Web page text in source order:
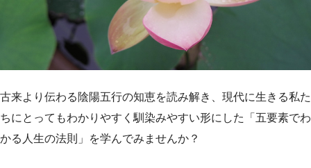
古来より伝わる陰陽五行の知恵を読み解き、現代に生きる私た
ちにとってもわかりやすく馴染みやすい形にした「五要素でわ
かる人生の法則」を学んでみませんか？